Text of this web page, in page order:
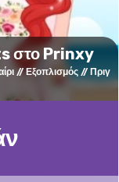
στο Prinxy
Εξοπλισμός
Πριγ